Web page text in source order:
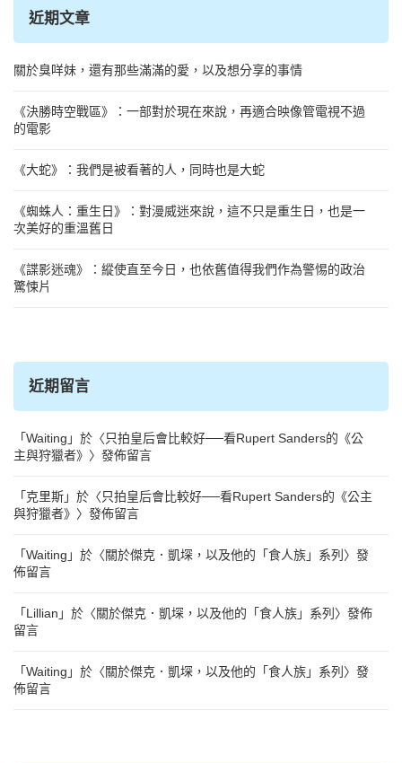
近期文章
關於臭咩妹，還有那些滿滿的愛，以及想分享的事情
《決勝時空戰區》：一部對於現在來說，再適合映像管電視不過
的電影
《大蛇》：我們是被看著的人，同時也是大蛇
《蜘蛛人：重生日》：對漫威迷來說，這不只是重生日，也是一
次美好的重溫舊日
《諜影迷魂》：縱使直至今日，也依舊值得我們作為警惕的政治
驚悚片
近期留言
「Waiting 」於〈只拍皇后會比較好──看Rupert Sanders的《公
主與狩獵者》 〉發佈留言
「 克里斯」於〈只拍皇后會比較好──看Rupert Sanders的《公主
與狩獵者》 〉發佈留言
「Waiting 」於〈關於傑克．凱堔，以及他的「食人族」系列 〉發
佈留言
「 Lillian 」於〈關於傑克．凱堔，以及他的「食人族」系列 〉發佈
留言
「Waiting 」於〈關於傑克．凱堔，以及他的「食人族」系列 〉發
佈留言